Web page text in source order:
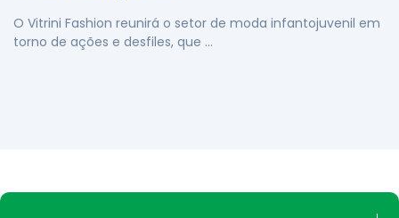
O Vitrini Fashion reunirá o setor de moda infantojuvenil em
torno de ações e desfiles, que …